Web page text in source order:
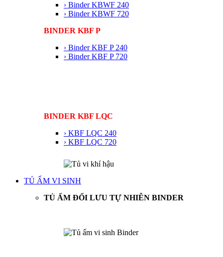
› Binder KBWF 240
› Binder KBWF 720
BINDER KBF P
› Binder KBF P 240
› Binder KBF P 720
BINDER KBF LQC
› KBF LQC 240
› KBF LQC 720
TỦ ẤM VI SINH
TỦ ẤM ĐỐI LƯU TỰ NHIÊN BINDER